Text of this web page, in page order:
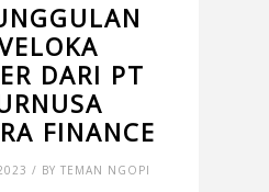
DARI PT
FINANCE
/ BY TEMAN NGOPI